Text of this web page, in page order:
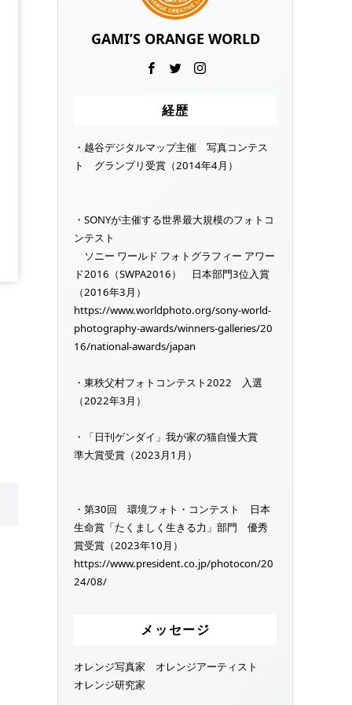
GAMI’S ORANGE WORLD
経歴
・越谷デジタルマップ主催 写真コンテス
ト グランプリ受賞（2014年4月）
・SONYが主催する世界最大規模のフォトコ
ンテスト
ソニー ワールド フォトグラフィー アワー
ド2016（SWPA2016） 日本部門3位入賞
（2016年3月）
https://www.worldphoto.org/sony-world-
photography-awards/winners-galleries/20
16/national-awards/japan
・東秩父村フォトコンテスト2022 入選
（2022年3月）
・「日刊ゲンダイ」我が家の猫自慢大賞
準大賞受賞（2023月1月）
・第30回 環境フォト・コンテスト 日本
生命賞「たくましく生きる力」部門 優秀
賞受賞（2023年10月）
https://www.president.co.jp/photocon/20
24/08/
メッセージ
オレンジ写真家 オレンジアーティスト
オレンジ研究家